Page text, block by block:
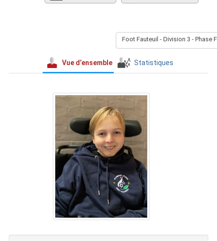
Foot Fauteuil - Division 3 - Phase
Vue d’ensemble Statistiques